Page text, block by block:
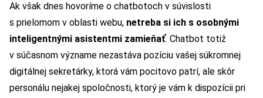
Ak však dnes hovoríme o chatbotoch v súvislosti
s prielomom v oblasti webu, netreba si ich s osobnými
inteligentnými asistentmi zamieňať. Chatbot totiž
v súčasnom význame nezastáva pozíciu vašej súkromnej
digitálnej sekretárky, ktorá vám pocitovo patrí, ale skôr
personálu nejakej spoločnosti, ktorý je vám k dispozícii pri